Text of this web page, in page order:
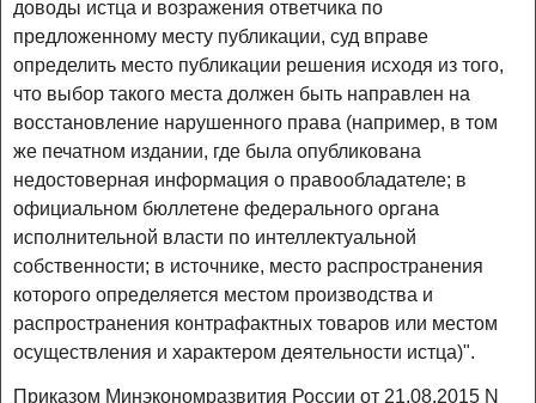
доводы истца и возражения ответчика по
предложенному месту публикации, суд вправе
определить место публикации решения исходя из того,
что выбор такого места должен быть направлен на
восстановление нарушенного права (например, в том
же печатном издании, где была опубликована
недостоверная информация о правообладателе; в
официальном бюллетене федерального органа
исполнительной власти по интеллектуальной
собственности; в источнике, место распространения
которого определяется местом производства и
распространения контрафактных товаров или местом
осуществления и характером деятельности истца)".
Приказом Минэкономразвития России от 21.08.2015 N